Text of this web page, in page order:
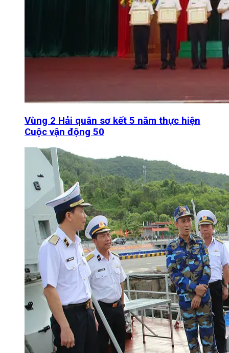
Vùng 2 Hải quân sơ kết 5 năm thực hiện
Cuộc vận động 50